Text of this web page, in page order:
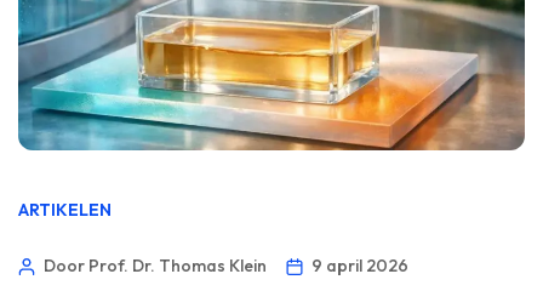
ARTIKELEN
Door Prof. Dr. Thomas Klein
9 april 2026